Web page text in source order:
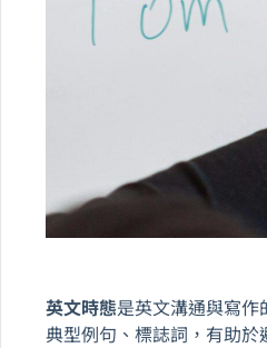
英文時態是英文溝通與寫作
典型例句、標誌詞，有助於